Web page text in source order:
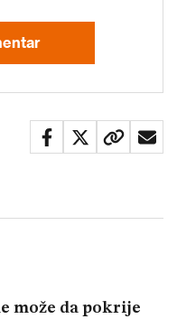
može da pokrije